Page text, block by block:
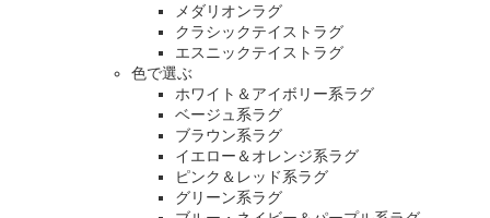
メダリオンラグ
クラシックテイストラグ
エスニックテイストラグ
色で選ぶ
ホワイト＆アイボリー系ラグ
ベージュ系ラグ
ブラウン系ラグ
イエロー＆オレンジ系ラグ
ピンク＆レッド系ラグ
グリーン系ラグ